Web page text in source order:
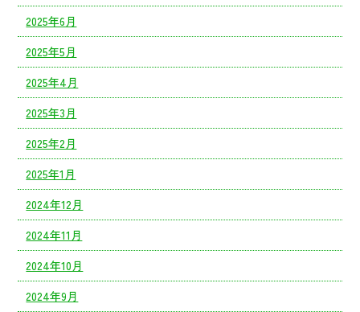
2025年6月
2025年5月
2025年4月
2025年3月
2025年2月
2025年1月
2024年12月
2024年11月
2024年10月
2024年9月